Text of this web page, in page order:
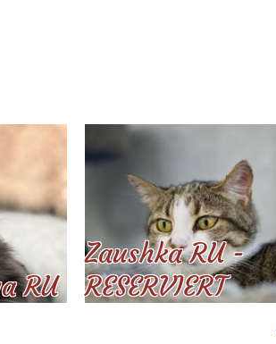
RU
Zaushka RU -
RESERVIERT